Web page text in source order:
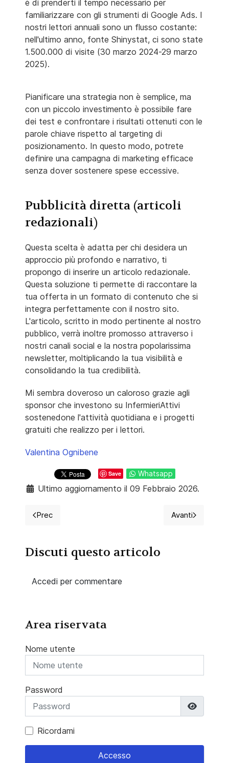
è di prenderti il tempo necessario per
familiarizzare con gli strumenti di Google Ads. I
nostri lettori annuali sono un flusso costante:
nell'ultimo anno, fonte Shinystat, ci sono state
1.500.000 di visite (30 marzo 2024-29 marzo
2025).
Pianificare una strategia non è semplice, ma
con un piccolo investimento è possibile fare
dei test e confrontare i risultati ottenuti con le
parole chiave rispetto al targeting di
posizionamento. In questo modo, potrete
definire una campagna di marketing efficace
senza dover sostenere spese eccessive.
Pubblicità diretta (articoli
redazionali)
Questa scelta è adatta per chi desidera un
approccio più profondo e narrativo, ti
propongo di inserire un articolo redazionale.
Questa soluzione ti permette di raccontare la
tua offerta in un formato di contenuto che si
integra perfettamente con il nostro sito.
L'articolo, scritto in modo pertinente al nostro
pubblico, verrà inoltre promosso attraverso i
nostri canali social e la nostra popolarissima
newsletter, moltiplicando la tua visibilità e
consolidando la tua credibilità.
Mi sembra doveroso un caloroso grazie agli
sponsor che investono su InfermieriAttivi
sostenedone l'attività quotidiana e i progetti
gratuiti che realizzo per i lettori.
Valentina Ognibene
Save Whatsapp
Ultimo aggiornamento il 09 Febbraio 2026.
Articolo precedente: Scrivere con InfermieriAttivi,
Prec Articolo
Avanti
Discuti questo articolo
Accedi per commentare
Area riservata
Nome utente
Password
Ricordami
Accesso